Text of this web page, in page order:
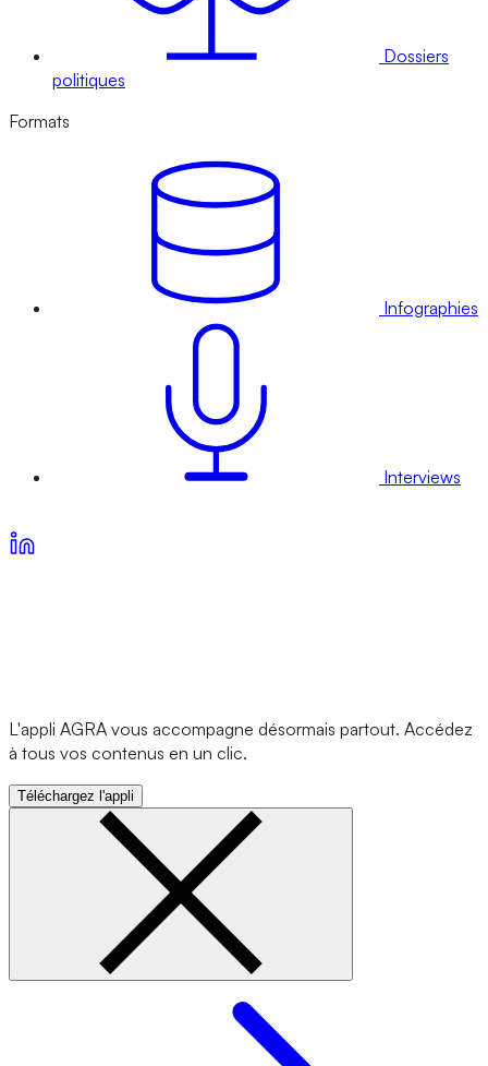
Dossiers
politiques
Formats
Infographies
Interviews
L'appli AGRA vous accompagne désormais partout. Accédez
à tous vos contenus en un clic.
Téléchargez l'appli